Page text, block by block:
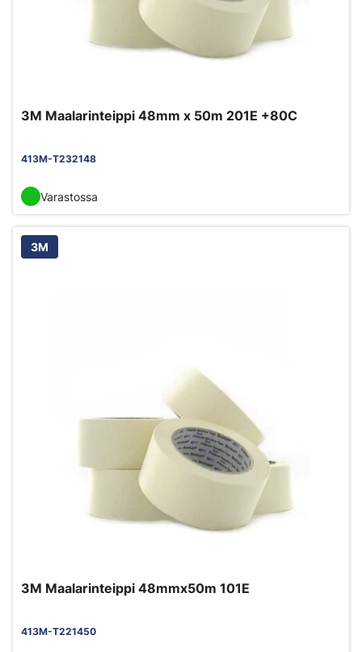
3M Maalarinteippi 48mm x 50m 201E +80C
413M-T232148
Varastossa
3M
3M Maalarinteippi 48mmx50m 101E
413M-T221450